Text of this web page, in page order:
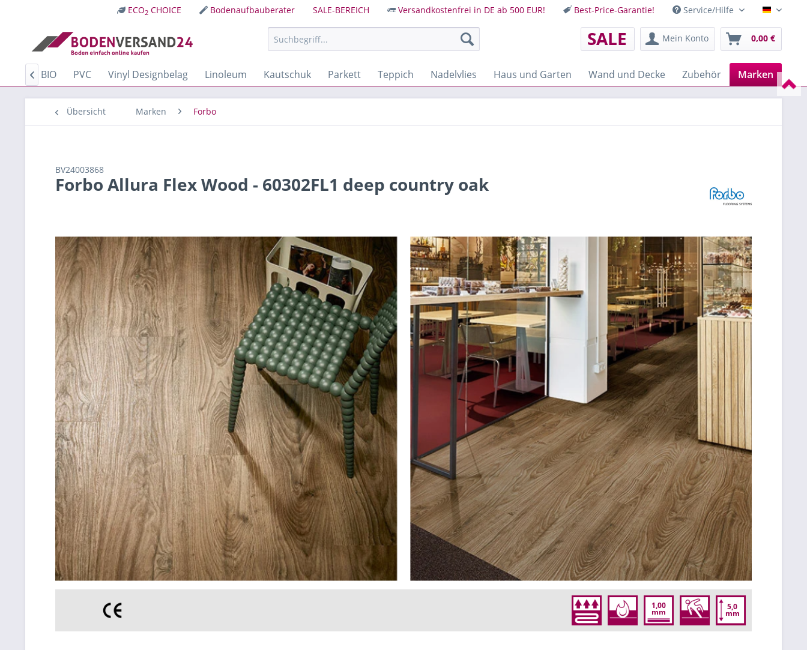
ECO2 CHOICE Bodenaufbauberater SALE-BEREICH Versandkostenfrei in DE ab 500 EUR! Best-Price-Garantie! Service/Hilfe Deutsch
SALE Mein Konto 0,00 €
BIO PVC Vinyl Designbelag Linoleum Kautschuk Parkett Teppich Nadelvlies Haus und Garten Wand und Decke Zubehör Marken

Übersicht Marken Forbo
BV24003868
Forbo Allura Flex Wood - 60302FL1 deep country oak
5,0
mm
1,00
mm